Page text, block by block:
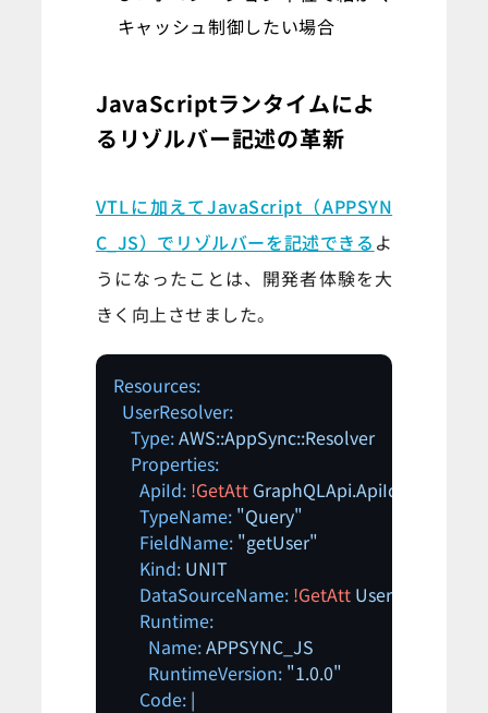
キャッシュ制御したい場合
JavaScriptランタイムによ
るリゾルバー記述の革新
VTLに加えてJavaScript（APPSYN
C_JS）でリゾルバーを記述できる よ
うになったことは、開発者体験を大
きく向上させました。
Resources:
UserResolver:
Type:AWS::AppSync::Resolver
Properties:
ApiId: !GetAtt GraphQLApi.ApiId
TypeName: "Query"
FieldName: "getUser"
Kind: UNIT
DataSourceName: !GetAtt
Runtime:
Name:APPSYNC_JS
RuntimeVersion: "1.0.0"
Code: |